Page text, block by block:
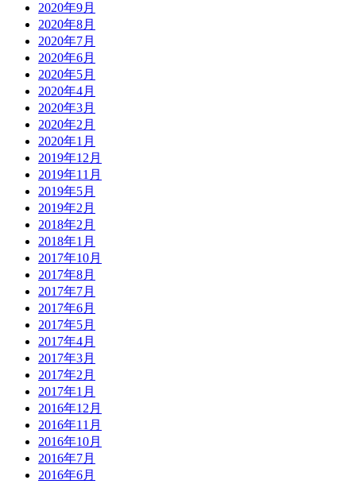
2020年9月
2020年8月
2020年7月
2020年6月
2020年5月
2020年4月
2020年3月
2020年2月
2020年1月
2019年12月
2019年11月
2019年5月
2019年2月
2018年2月
2018年1月
2017年10月
2017年8月
2017年7月
2017年6月
2017年5月
2017年4月
2017年3月
2017年2月
2017年1月
2016年12月
2016年11月
2016年10月
2016年7月
2016年6月